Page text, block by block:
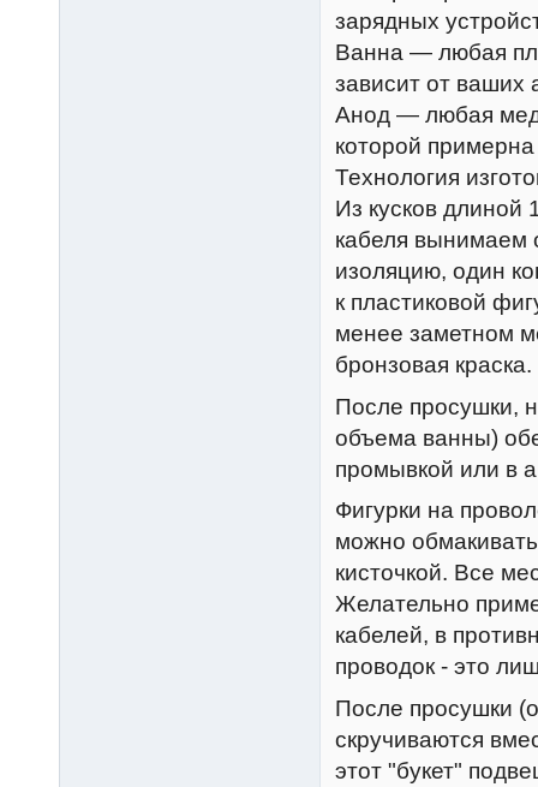
зарядных
Ванна — любая
зависит от ваших
Анод — любая
которой
Технология
Из кусков длиной
кабеля вынимаем
изоляцию, один
к пластиковой
менее заметном
бронзовая краска.
После просушки,
объема ванны)
промывкой или в
Фигурки на
можно
кисточкой. Все
Желательно
кабелей, в
проводок - это
После просушки
скручиваются
этот "букет"